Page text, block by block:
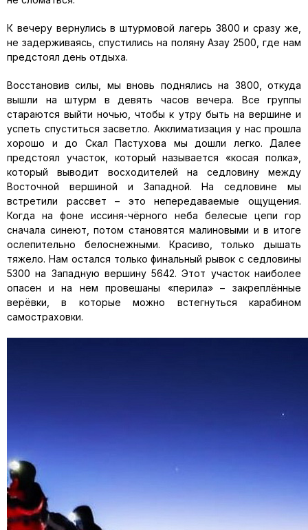
К вечеру вернулись в штурмовой лагерь 3800 и сразу же,
не задерживаясь, спустились на поляну Азау 2500, где нам
предстоял день отдыха.
Восстановив силы, мы вновь поднялись на 3800, откуда
вышли на штурм в девять часов вечера. Все группы
стараются выйти ночью, чтобы к утру быть на вершине и
успеть спуститься засветло. Акклиматизация у нас прошла
хорошо и до Скал Пастухова мы дошли легко. Далее
предстоял участок, который называется «косая полка»,
который выводит восходителей на седловину между
Восточной вершиной и Западной. На седловине мы
встретили рассвет – это непередаваемые ощущения.
Когда на фоне иссиня-чёрного неба белесые цепи гор
сначала синеют, потом становятся малиновыми и в итоге
ослепительно белоснежными. Красиво, только дышать
тяжело. Нам остался только финальный рывок с седловины
5300 на Западную вершину 5642. Этот участок наиболее
опасен и на нем провешаны «перила» – закреплённые
верёвки, в которые можно встегнуться карабином
самостраховки.